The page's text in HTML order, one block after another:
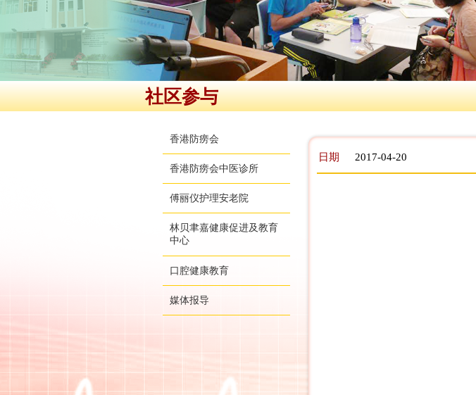
社区参与
香港防痨会
香港防痨会中医诊所
傅丽仪护理安老院
林贝聿嘉健康促进及教育
中心
口腔健康教育
媒体报导
日期 2017-04-20